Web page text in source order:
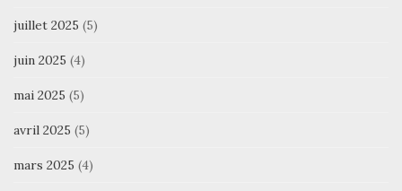
juillet 2025 (5)
juin 2025 (4)
mai 2025 (5)
avril 2025 (5)
mars 2025 (4)